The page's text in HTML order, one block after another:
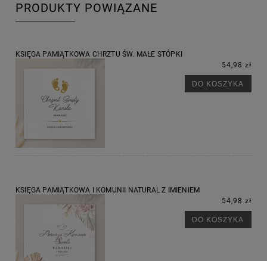
PRODUKTY POWIĄZANE
KSIĘGA PAMIĄTKOWA CHRZTU ŚW. MAŁE STÓPKI
54,98 zł
DO KOSZYKA
KSIĘGA PAMIĄTKOWA I KOMUNII NATURAL Z IMIENIEM
54,98 zł
DO KOSZYKA